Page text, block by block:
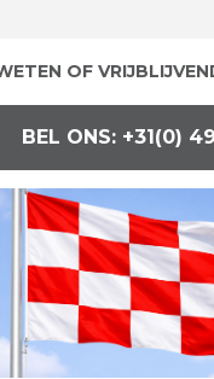
OF
BEL ONS: +31(0)